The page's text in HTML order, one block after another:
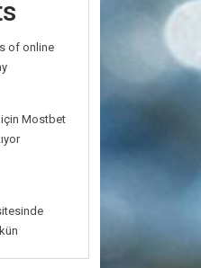
of online
için Mostbet